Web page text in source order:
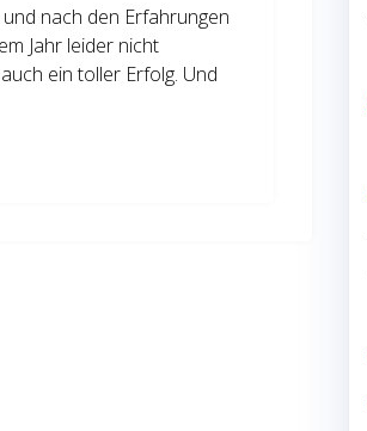
nach den Erfahrungen
Jahr leider nicht
ein toller Erfolg. Und